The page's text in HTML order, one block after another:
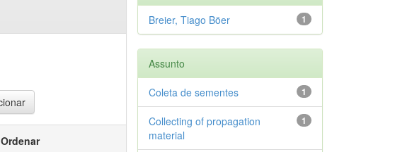
Ordenar
1
Breier, Tiago Böer
Assunto
1
Coleta de sementes
1
Collecting of propagation
material